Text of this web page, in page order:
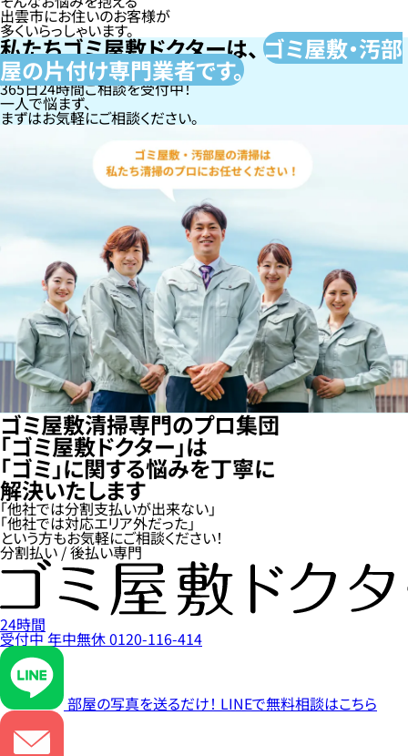
出雲市にお住いのお客様が
多くいらっしゃいます。
私たちゴミ屋敷ドクターは、ゴミ屋敷・汚部
屋の片付け専門業者です。
365日24時間ご相談を受付中！
一人で悩まず、
まずはお気軽にご相談ください。
ゴミ屋敷清掃専門のプロ集団
「ゴミ屋敷ドクター」は
「ゴミ」に関する悩みを丁寧に
解決いたします
「他社では分割支払いが出来ない」
「他社では対応エリア外だった」
という方もお気軽にご相談ください！
分割払い / 後払い専門
24時間
受付中年中無休0120-116-414
部屋の写真を送るだけ！ LINEで無料相談はこちら